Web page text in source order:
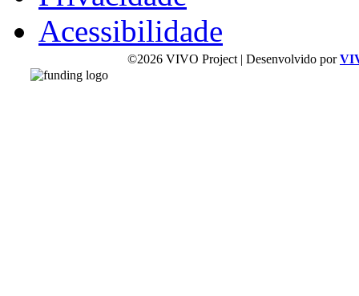
Acessibilidade
©2026 VIVO Project | Desenvolvido por